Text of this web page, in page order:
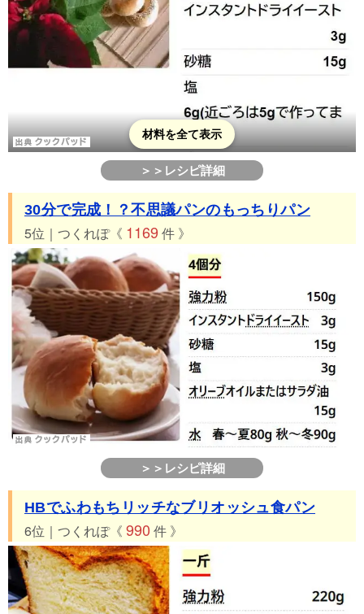
材料を全て表示
＞＞レシピ詳細
30分で完成！？不思議パンのもっちりパン
5位｜つくれぽ《 1169 件 》
＞＞レシピ詳細
HBでふわもちリッチなブリオッシュ食パン
6位｜つくれぽ《 990 件 》